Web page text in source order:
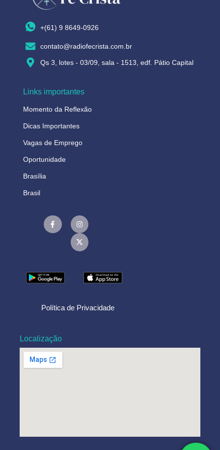
+(61) 9 8649-0926
contato@radiofecrista.com.br
Qs 3, lotes - 03/09, sala - 1513, edf. Pátio Capital
Links importantes
Momento da Reflexão
Dicas Importantes
Vagas de Emprego
Oportunidade
Brasília
Brasil
Política de Privacidade
Localização